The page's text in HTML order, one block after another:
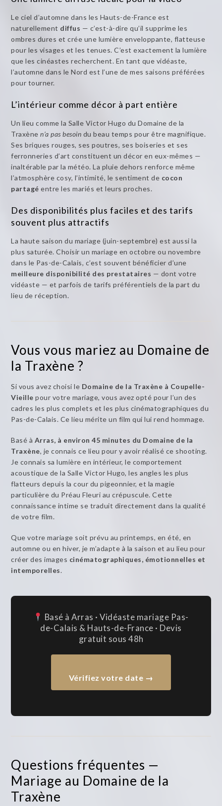
Le ciel d’automne dans les Hauts-de-France est
naturellement diffus — c’est-à-dire qu’il supprime les
ombres dures et crée une lumière enveloppante, flatteuse
pour les visages et les tenues. C’est exactement la lumière
que les cinéastes recherchent. En tant que vidéaste,
l’automne dans le Nord est l’une de mes saisons préférées
pour tourner.
L’intérieur comme décor à part entière
Un lieu comme la Salle Victor Hugo du Domaine de la
Traxènen’a pas besoin du beau temps pour être magnifique.
Ses briques rouges, ses poutres, ses boiseries et ses
ferronneries d’art constituent un décor en eux-mêmes —
inaltérable par la météo. La pluie dehors renforce même
l’atmosphère cosy, l’intimité, le sentiment de cocon
partagé entre les mariés et leurs proches.
Des disponibilités plus faciles et des tarifs
souvent plus attractifs
La haute saison du mariage (juin-septembre) est aussi la
plus saturée. Choisir un mariage en octobre ou novembre
dans le Pas-de-Calais, c’est souvent bénéficier d’une
meilleure disponibilité des prestataires — dont votre
vidéaste — et parfois de tarifs préférentiels de la part du
lieu de réception.
Vous vous mariez au Domaine de
la Traxène ?
Si vous avez choisi le Domaine de la Traxène à Coupelle-
Vieille pour votre mariage, vous avez opté pour l’un des
cadres les plus complets et les plus cinématographiques du
Pas-de-Calais. Ce lieu mérite un film qui lui rend hommage.
Basé à Arras, à environ 45 minutes du Domaine de la
Traxène, je connais ce lieu pour y avoir réalisé ce shooting.
Je connais sa lumière en intérieur, le comportement
acoustique de la Salle Victor Hugo, les angles les plus
flatteurs depuis la cour du pigeonnier, et la magie
particulière du Préau Fleuri au crépuscule. Cette
connaissance intime se traduit directement dans la qualité
de votre film.
Que votre mariage soit prévu au printemps, en été, en
automne ou en hiver, je m’adapte à la saison et au lieu pour
créer des images cinématographiques, émotionnelles et
intemporelles.
Basé à Arras · Vidéaste mariage Pas-
de-Calais & Hauts-de-France · Devis
gratuit sous 48h
Vérifiez votre date →
Questions fréquentes —
Mariage au Domaine de la
Traxène